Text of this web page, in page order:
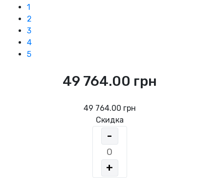
1
2
3
4
5
49 764.00 грн
49 764.00 грн
Скидка
-
+